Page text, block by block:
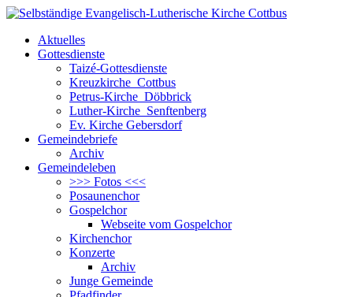
Aktuelles
Gottesdienste
Taizé-Gottesdienste
Kreuzkirche Cottbus
Petrus-Kirche Döbbrick
Luther-Kirche Senftenberg
Ev. Kirche Gebersdorf
Gemeindebriefe
Archiv
Gemeindeleben
>>> Fotos <<<
Posaunenchor
Gospelchor
Webseite vom Gospelchor
Kirchenchor
Konzerte
Archiv
Junge Gemeinde